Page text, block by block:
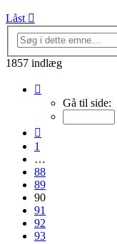
Låst
1857 indlæg
90
Gå til side:
1
…
88
89
90
91
92
93